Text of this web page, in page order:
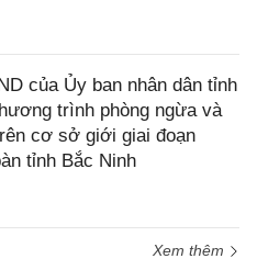
của Ủy ban nhân dân tỉnh
trình phòng ngừa và
cơ sở giới giai đoạn
tỉnh Bắc Ninh
Xem thêm